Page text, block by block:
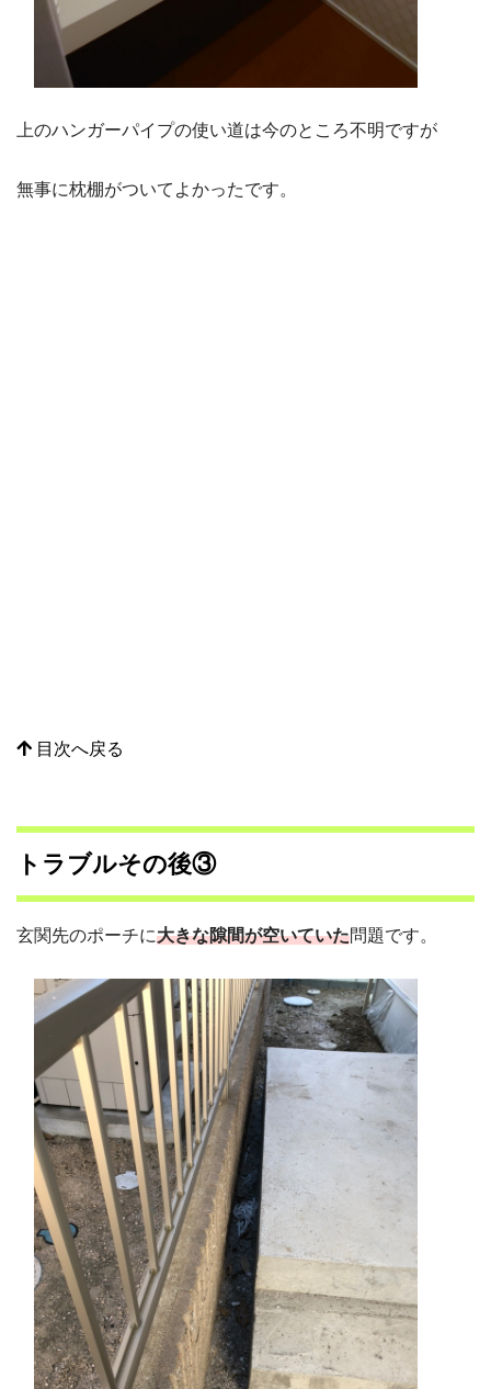
上のハンガーパイプの使い道は今のところ不明ですが
無事に枕棚がついてよかったです。
目次へ戻る
トラブルその後③
玄関先のポーチに大きな隙間が空いていた問題です。